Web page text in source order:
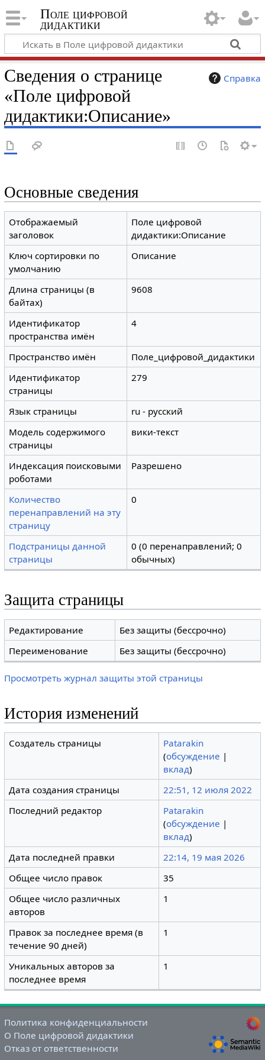
Поле цифровой
дидактики
Справка
Сведения о странице
«Поле цифровой
дидактики:Описание»
Основные сведения
Отображаемый
заголовок
Поле цифровой
дидактики:Описание
Ключ сортировки по
умолчанию
Описание
Длина страницы (в
байтах)
9608
Идентификатор
пространства имён
4
Пространство имён
Поле_цифровой_дидактики
Идентификатор
страницы
279
Язык страницы
ru - русский
Модель содержимого
страницы
вики-текст
Индексация поисковыми
роботами
Разрешено
Количество
перенаправлений на эту
страницу
0
Подстраницы данной
страницы
0 (0 перенаправлений; 0
обычных)
Защита страницы
Редактирование
Без защиты (бессрочно)
Переименование
Без защиты (бессрочно)
Просмотреть журнал защиты этой страницы
История изменений
Создатель страницы
Patarakin
(обсуждение |
вклад)
Дата создания страницы
22:51, 12 июля 2022
Последний редактор
Patarakin
(обсуждение |
вклад)
Дата последней правки
22:14, 19 мая 2026
Общее число правок
35
Общее число различных
авторов
1
Правок за последнее время (в
течение 90 дней)
1
Уникальных авторов за
последнее время
1
Политика конфиденциальности
О Поле цифровой дидактики
Отказ от ответственности